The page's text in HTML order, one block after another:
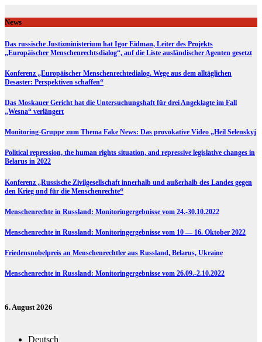
to
content
News
Das russische Justizministerium hat Igor Eidman, Leiter des Projekts
„Europäischer Menschenrechtsdialog“, auf die Liste ausländischer Agenten gesetzt
Konferenz „Europäischer Menschenrechtedialog. Wege aus dem alltäglichen
Desaster: Perspektiven schaffen“
Das Moskauer Gericht hat die Untersuchungshaft für drei Angeklagte im Fall
„Wesna“ verlängert
Monitoring-Gruppe zum Thema Fake News: Das provokative Video „Heil Selenskyj
Political repression, the human rights situation, and repressive legislative changes in
Belarus in 2022
Konferenz „Russische Zivilgesellschaft innerhalb und außerhalb des Landes gegen
den Krieg und für die Menschenrechte“
Menschenrechte in Russland: Monitoringergebnisse vom 24.-30.10.2022
Menschenrechte in Russland: Monitoringergebnisse vom 10 — 16. Oktober 2022
Friedensnobelpreis an Menschenrechtler aus Russland, Belarus, Ukraine
Menschenrechte in Russland: Monitoringergebnisse vom 26.09.-2.10.2022
6. August 2026
Deutsch